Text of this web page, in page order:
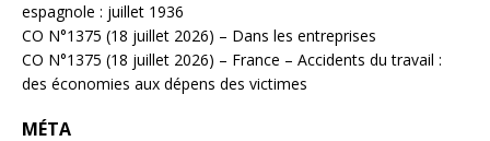
espagnole : juillet 1936
CO N°1375 (18 juillet 2026) – Dans les entreprises
CO N°1375 (18 juillet 2026) – France – Accidents du travail :
des économies aux dépens des victimes
MÉTA